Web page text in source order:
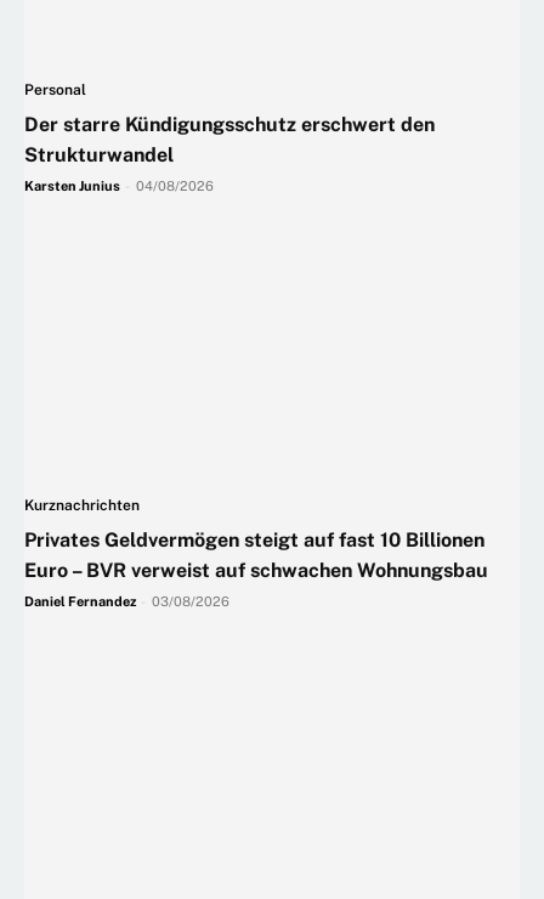
Personal
Der starre Kündigungsschutz erschwert den
Strukturwandel
Karsten Junius 04/08/2026
Kurznachrichten
Privates Geldvermögen steigt auf fast 10 Billionen
Euro – BVR verweist auf schwachen Wohnungsbau
Daniel Fernandez 03/08/2026